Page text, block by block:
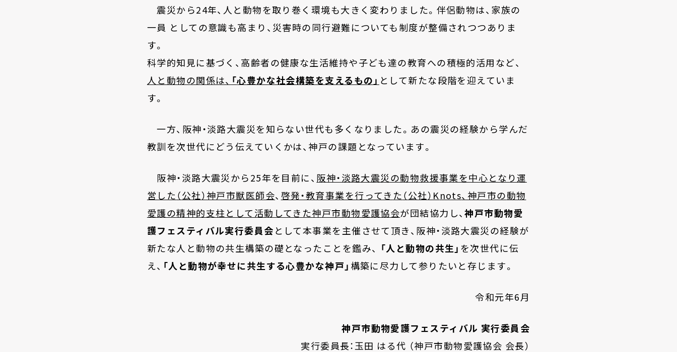
震災から24年、人と動物を取り巻く環境も大きく変わりました。伴侶動物は、家族の
一員 としての意識も高まり、災害時の同行避難についても制度が整備されつつありま
す。
科学的知見に基づく、高齢者の健康な生活維持や子ども達の教育への積極的活用など、
人と動物の関係は、 「心豊かな社会構築を支えるもの 」 として新たな段階を迎えていま
す。
一方、阪神・淡路大震災を知らない世代も多くなりました。あの震災の経験から学んだ
教訓を次世代にどう伝えていくかは、神戸の課題となっていま す。
阪神・淡路大震災から25年を目前に、 阪神・淡路大震災の動物救援事業を中心となり運
営した（公社）神戸市獣医師会、 啓発・教育事業を行ってき た（公社） Knots、神戸市の動物
愛護の精神的支柱として活動してきた神戸市動物愛護協会が団結協力し、神戸市動物愛
護フェスティバル実行委員会として本事業を主催させて頂き、阪神・淡路大震災の経験が
新たな人と動物の共生構築の礎となったことを鑑み、 「人と動物の共生」 を次世代に伝
え、 「人と動物が幸せに共生する心豊かな神戸」 構築に尽力して参りたいと存じます。
令和元年6月
神戸市動物愛護フェスティバル 実行委員会
実行委員長：玉田 はる代 （神戸市動物愛護協会 会長）